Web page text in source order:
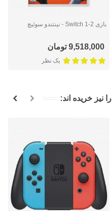
بازی 2-1 Switch - نینتندو سوئیچ
9,518,000 تومان
یک نظر
نیز خریده اند: